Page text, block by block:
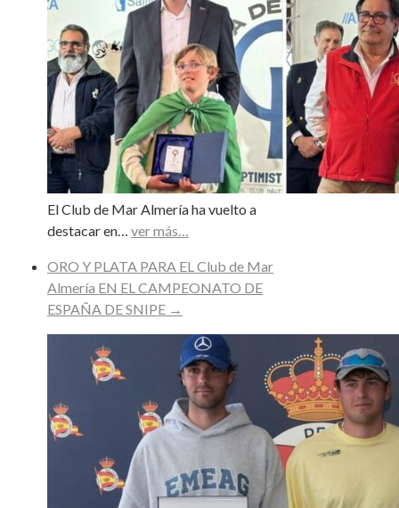
El Club de Mar Almería ha vuelto a
destacar en… ver más…
ORO Y PLATA PARA EL Club de Mar
Almería EN EL CAMPEONATO DE
ESPAÑA DE SNIPE →